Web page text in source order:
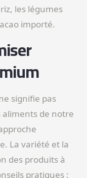
les légumes
importé.
signifie pas
de notre
La variété et la
des produits à
pratiques :